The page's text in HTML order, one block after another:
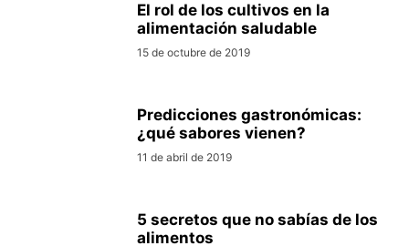
El rol de los cultivos en la
alimentación saludable
15 de octubre de 2019
Predicciones gastronómicas:
¿qué sabores vienen?
11 de abril de 2019
5 secretos que no sabías de los
alimentos